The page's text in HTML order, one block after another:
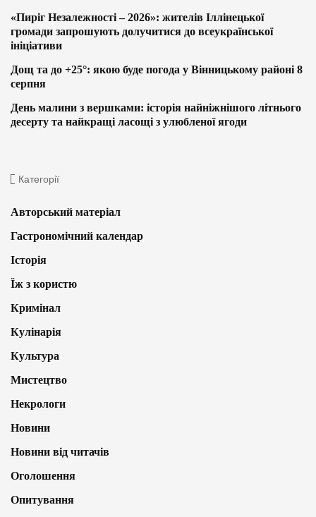
«Пиріг Незалежності – 2026»: жителів Іллінецької
громади запрошують долучитися до всеукраїнської
ініціативи
Дощ та до +25°: якою буде погода у Вінницькому районі 8
серпня
День малини з вершками: історія найніжнішого літнього
десерту та найкращі ласощі з улюбленої ягоди
Категорії
Авторський матеріал
Гастрономічний календар
Історія
Їж з користю
Кримінал
Кулінарія
Культура
Мистецтво
Некрологи
Новини
Новини від читачів
Оголошення
Опитування